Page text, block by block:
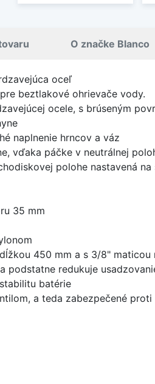
O značke Blanco
oceľ
beztlakové ohrievače vody.
ocele, s brúseným
naplnenie hrncov a váz
vďaka páčke v neutrálnej
polohe nastavená na
35 mm
450 mm a s 3/8"
podstatne redukuje
batérie
a teda zabezpečené